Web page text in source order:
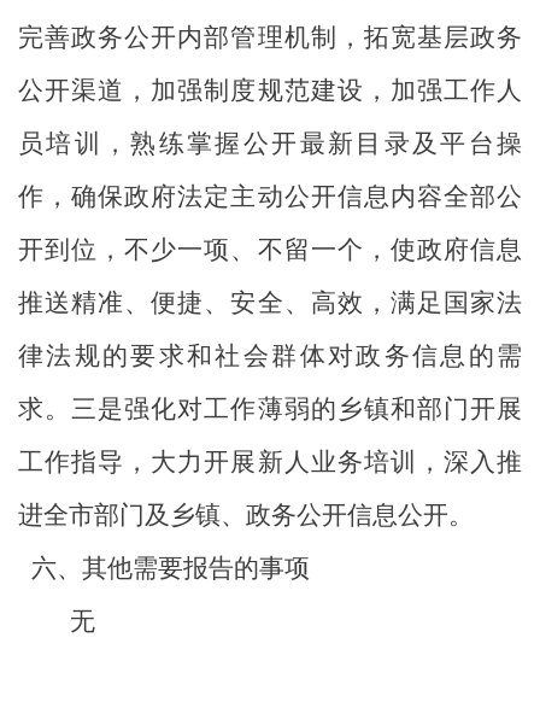
完善政务公开内部管理机制，拓宽基层政务
公开渠道，加强制度规范建设，加强工作人
员培训，熟练掌握公开最新目录及平台操
作，确保政府法定主动公开信息内容全部公
开到位，不少一项、不留一个，使政府信息
推送精准、便捷、安全、高效，满足国家法
律法规的要求和社会群体对政务信息的需
求。三是强化对工作薄弱的乡镇和部门开展
工作指导，大力开展新人业务培训，深入推
进全市部门及乡镇、政务公开信息公开。
六、其他需要报告的事项
无